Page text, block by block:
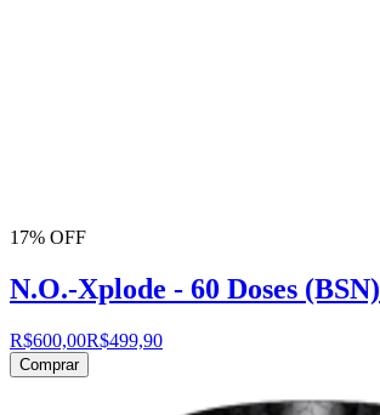
17% OFF
N.O.-Xplode - 60 Doses (BSN)
R$600,00R$499,90
Comprar